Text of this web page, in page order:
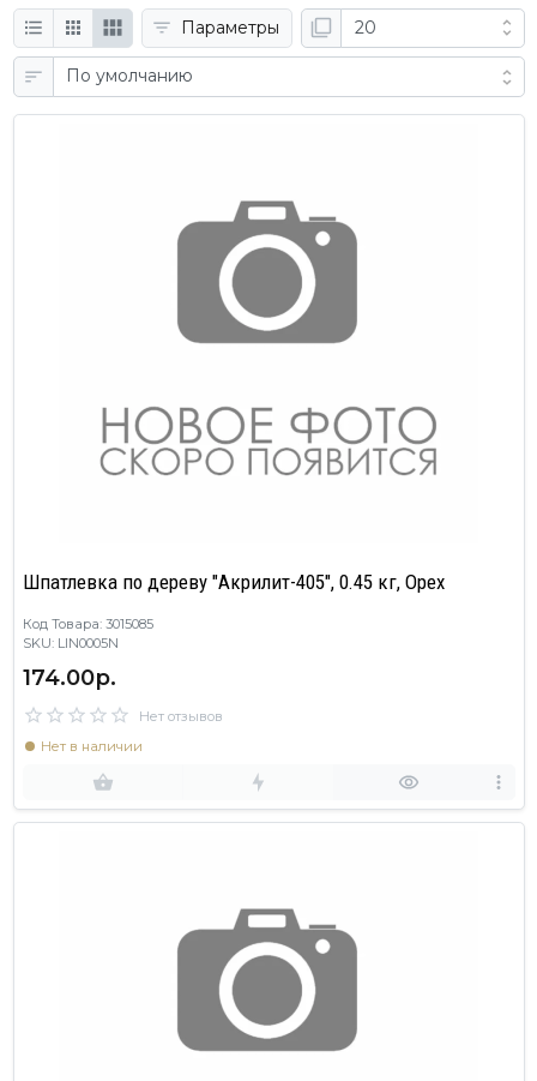
Параметры
Шпатлевка по дереву "Акрилит-405", 0.45 кг, Орех
Код Товара: 3015085
SKU: LIN0005N
174.00р.
Нет отзывов
Нет в наличии